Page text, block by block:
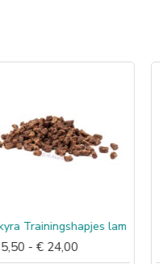
Trainingshapjes lam
- € 24,00